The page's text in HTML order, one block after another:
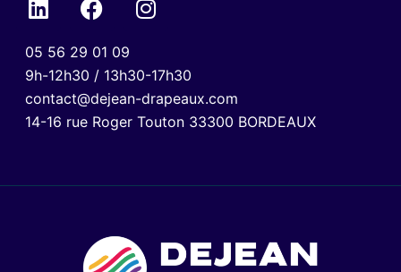
05 56 29 01 09
9h-12h30 / 13h30-17h30
contact@dejean-drapeaux.com
14-16 rue Roger Touton 33300 BORDEAUX